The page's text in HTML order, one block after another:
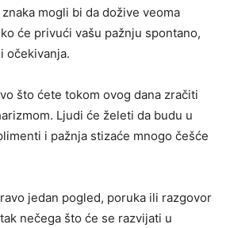
mogli bi da dožive veoma
će privući vašu pažnju spontano,
očekivanja.
što ćete tokom ovog dana zračiti
Ljudi će želeti da budu u
i pažnja stizaće mnogo češće
jedan pogled, poruka ili razgovor
nečega što će se razvijati u